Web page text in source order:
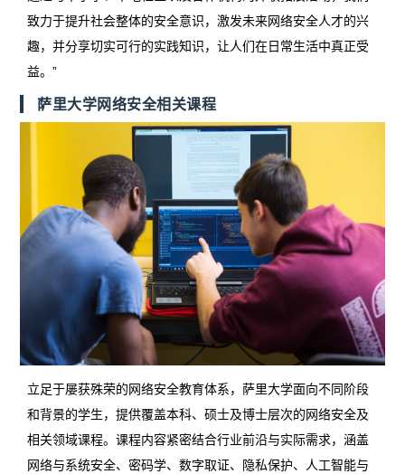
致力于提升社会整体的安全意识，激发未来网络安全人才的兴
趣，并分享切实可行的实践知识，让人们在日常生活中真正受
益。”
萨里大学网络安全相关课程
立足于屡获殊荣的网络安全教育体系，萨里大学面向不同阶段
和背景的学生，提供覆盖本科、硕士及博士层次的网络安全及
相关领域课程。课程内容紧密结合行业前沿与实际需求，涵盖
网络与系统安全、密码学、数字取证、隐私保护、人工智能与